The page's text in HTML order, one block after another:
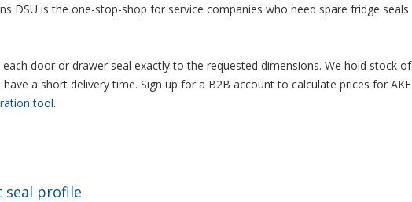
DSU is the one-stop-shop for service companies who need spare fridge seals
door or drawer seal exactly to the requested dimensions. We hold stock of
a short delivery time. Sign up for a B2B account to calculate prices for AKE
tool.
profile